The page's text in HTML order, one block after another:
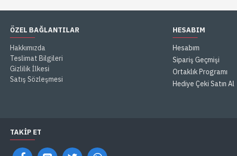
ÖZEL BAĞLANTILAR
Hakkımızda
Teslimat Bilgileri
Gizlilik İlkesi
Satış Sözleşmesi
HESABIM
Hesabım
Sipariş Geçmişi
Ortaklık Programı
Hediye Çeki Satın Al
TAKIP ET